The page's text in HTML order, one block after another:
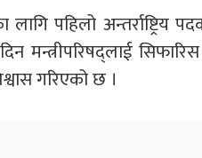
पहिलो अन्तर्राष्ट्रिय
मन्त्रीपरिषद्लाई
गरिएको छ ।